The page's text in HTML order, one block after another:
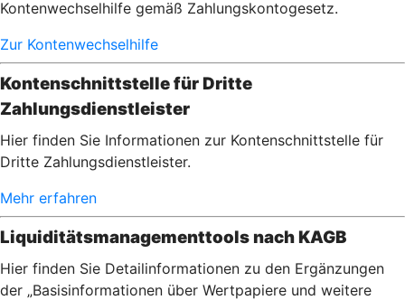
Kontenwechselhilfe gemäß Zahlungskontogesetz.
Zur Kontenwechselhilfe
Kontenschnittstelle für Dritte
Zahlungsdienstleister
Hier finden Sie Informationen zur Kontenschnittstelle für
Dritte Zahlungsdienstleister.
Mehr erfahren
Liquiditätsmanagementtools nach KAGB
Hier finden Sie Detailinformationen zu den Ergänzungen
der „Basisinformationen über Wertpapiere und weitere